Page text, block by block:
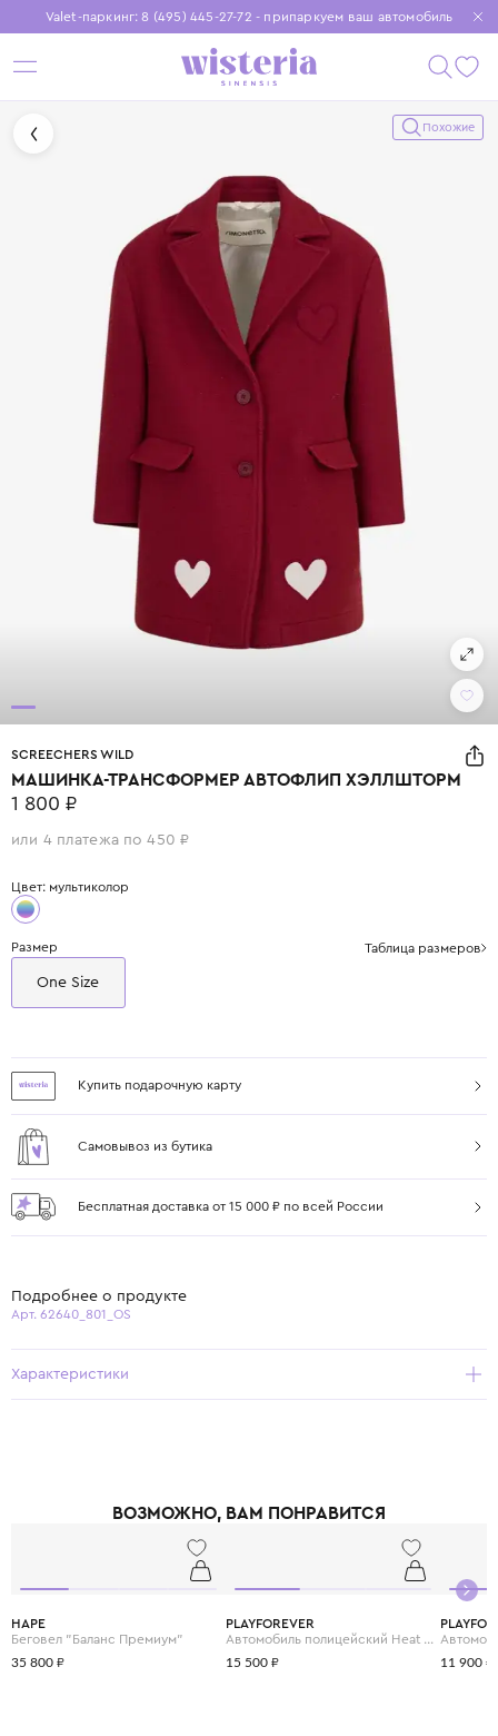
Valet-паркинг: 8 (495) 445-27-72 - припаркуем ваш автомобиль
Бесплатная доставка при заказе от 15 000 ₽
Установите приложение, чтобы покупки были еще удобнее
Похожие
SCREECHERS WILD
МАШИНКА-ТРАНСФОРМЕР АВТОФЛИП ХЭЛЛШТОРМ
1 800 ₽
или 4 платежа по 450 ₽
Цвет: мультиколор
Размер Таблица размеров
One Size
Купить подарочную карту
Самовывоз из бутика
Бесплатная доставка от 15 000 ₽ по всей России
Подробнее о продукте
Арт. 62640_801_OS
Характеристики
ВОЗМОЖНО, ВАМ ПОНРАВИТСЯ
HAPE
Беговел "Баланс Премиум"
35 800 ₽
PLAYFOREVER
Автомобиль полицейский Heat Voiture De Police
15 500 ₽ 11 900 ₽